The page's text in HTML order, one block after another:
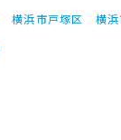
横浜市戸塚区
横